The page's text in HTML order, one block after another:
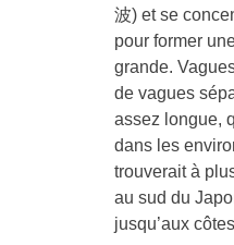
波) et se
pour former
grande.
de vagues
assez longue,
dans les
trouverait à
au sud du
jusqu’aux